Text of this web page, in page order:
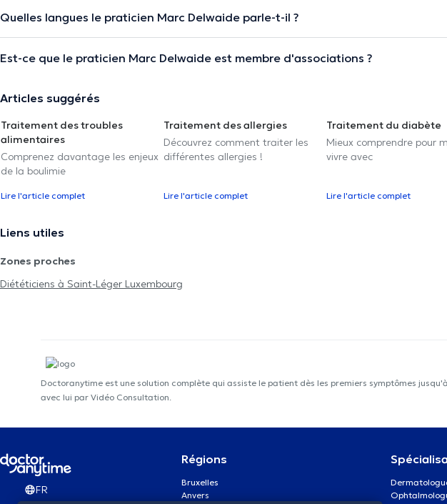
Quelles langues le praticien Marc Delwaide parle-t-il ?
Est-ce que le praticien Marc Delwaide est membre d'associations ?
Articles suggérés
Traitement des troubles
alimentaires
Comprenez davantage les enjeux
de la boulimie
Lire l'article complet
Traitement des allergies
Découvrez comment traiter les
différentes allergies !
Lire l'article complet
Traitement du diabète
Mieux comprendre pour
vivre avec
Lire l'article complet
Liens utiles
Zones proches
Diététiciens à Saint-Léger Luxembourg
Doctoranytime est une solution complète qui assiste le patient dès les premiers symptômes
avec lui par Vidéo Consultation.
FR
Régions
Bruxelles
Anvers